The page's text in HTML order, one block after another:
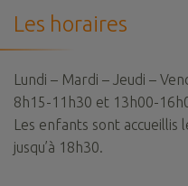
Les horaires
Lundi – Mardi – Jeudi –
8h15-11h30 et 13h00-
Les enfants sont accueillis
jusqu’à 18h30.